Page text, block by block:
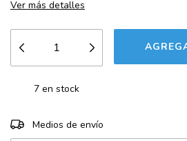
Ver más detalles
7 en stock
Entregas para el CP:
Medios de envío